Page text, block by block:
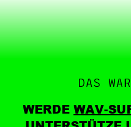
DAS
WERDE WAV-